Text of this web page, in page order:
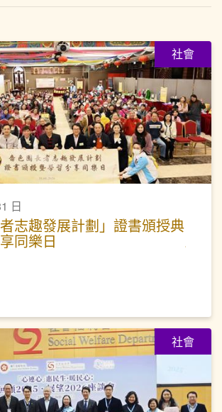
社會
日
者志趣發展計劃」證書頒授典
同樂日
社會